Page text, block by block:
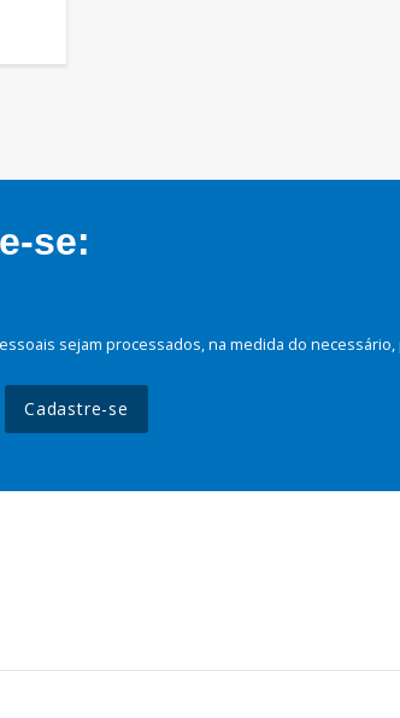
se:
sejam processados, na medida do
Cadastre-se